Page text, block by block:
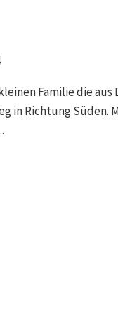
Familie die
in Richtung